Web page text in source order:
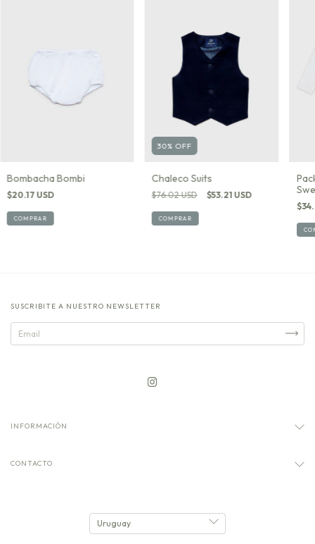
Bombacha Bombi
$20.17 USD
COMPRAR
30% OFF
Chaleco Suits
$76.02 USD $53.21 USD
COMPRAR
SUSCRIBITE A NUESTRO NEWSLETTER
INFORMACIÓN
CONTACTO